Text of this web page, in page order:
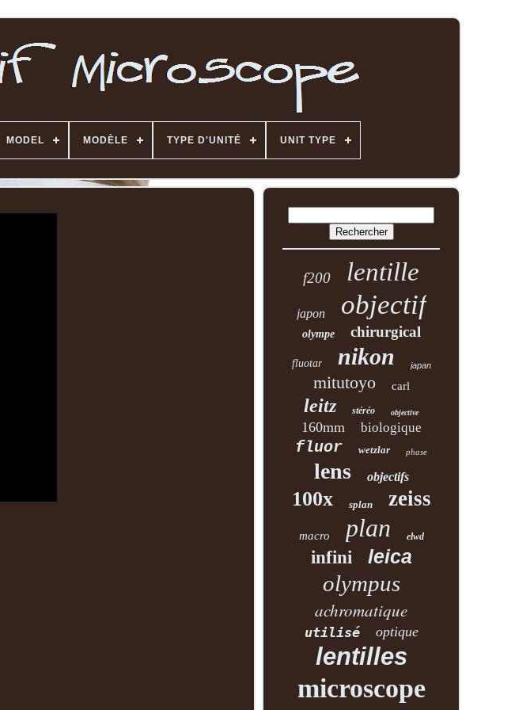
MODEL MODÈLE TYPE D'UNITÉ UNIT TYPE
f200 lentille
japon objectif
olympe chirurgical
fluotar nikon japan
mitutoyo carl
leitz stéréo objective
160mm biologique
fluor wetzlar phase
lens objectifs
100x splan zeiss
macro plan elwd
infini leica
olympus
achromatique
utilisé optique
lentilles
microscope